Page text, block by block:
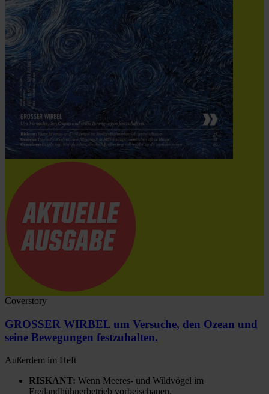
Coverstory
GROSSER WIRBEL um Versuche, den Ozean und
seine Bewegungen festzuhalten.
Außerdem im Heft
RISKANT: Wenn Meeres- und Wildvögel im
Freilandhühnerbetrieb vorbeischauen.